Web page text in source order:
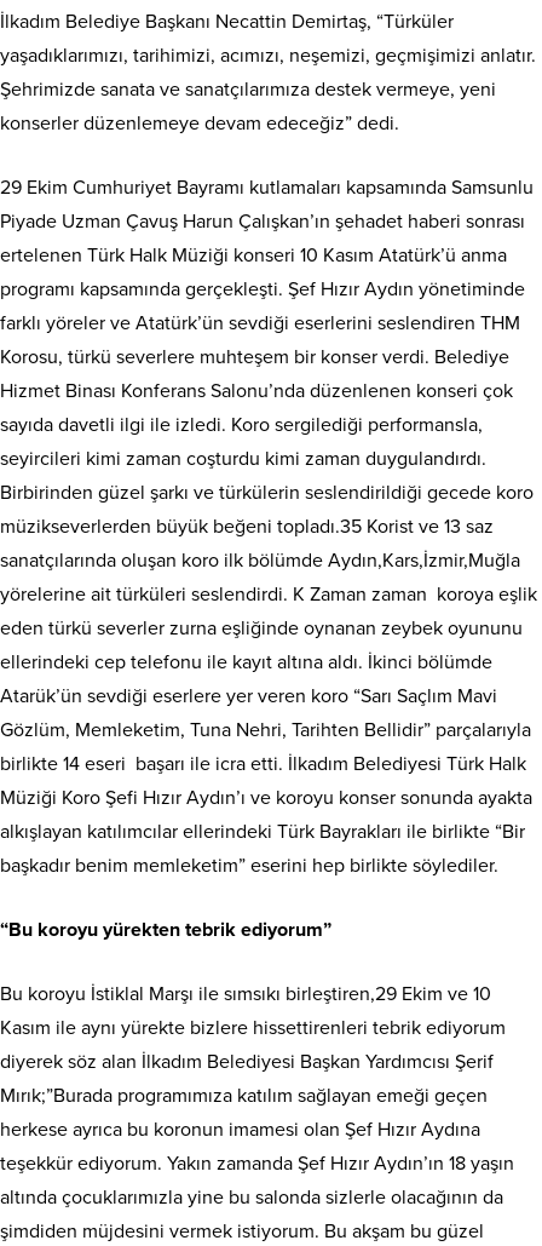
İlkadım Belediye Başkanı Necattin Demirtaş, “Türküler
yaşadıklarımızı, tarihimizi, acımızı, neşemizi, geçmişimizi anlatır.
Şehrimizde sanata ve sanatçılarımıza destek vermeye, yeni
konserler düzenlemeye devam edeceğiz” dedi.
29 Ekim Cumhuriyet Bayramı kutlamaları kapsamında Samsunlu
Piyade Uzman Çavuş Harun Çalışkan’ın şehadet haberi sonrası
ertelenen Türk Halk Müziği konseri 10 Kasım Atatürk’ü anma
programı kapsamında gerçekleşti. Şef Hızır Aydın yönetiminde
farklı yöreler ve Atatürk’ün sevdiği eserlerini seslendiren THM
Korosu, türkü severlere muhteşem bir konser verdi. Belediye
Hizmet Binası Konferans Salonu’nda düzenlenen konseri çok
sayıda davetli ilgi ile izledi. Koro sergilediği performansla,
seyircileri kimi zaman coşturdu kimi zaman duygulandırdı.
Birbirinden güzel şarkı ve türkülerin seslendirildiği gecede koro
müzikseverlerden büyük beğeni topladı.35 Korist ve 13 saz
sanatçılarında oluşan koro ilk bölümde Aydın,Kars,İzmir,Muğla
yörelerine ait türküleri seslendirdi. K Zaman zaman koroya eşlik
eden türkü severler zurna eşliğinde oynanan zeybek oyununu
ellerindeki cep telefonu ile kayıt altına aldı. İkinci bölümde
Atarük’ün sevdiği eserlere yer veren koro “Sarı Saçlım Mavi
Gözlüm, Memleketim, Tuna Nehri, Tarihten Bellidir” parçalarıyla
birlikte 14 eseri başarı ile icra etti. İlkadım Belediyesi Türk Halk
Müziği Koro Şefi Hızır Aydın’ı ve koroyu konser sonunda ayakta
alkışlayan katılımcılar ellerindeki Türk Bayrakları ile birlikte “Bir
başkadır benim memleketim” eserini hep birlikte söylediler.
“Bu koroyu yürekten tebrik ediyorum”
Bu koroyu İstiklal Marşı ile sımsıkı birleştiren,29 Ekim ve 10
Kasım ile aynı yürekte bizlere hissettirenleri tebrik ediyorum
diyerek söz alan İlkadım Belediyesi Başkan Yardımcısı Şerif
Mırık;”Burada programımıza katılım sağlayan emeği geçen
herkese ayrıca bu koronun imamesi olan Şef Hızır Aydına
teşekkür ediyorum. Yakın zamanda Şef Hızır Aydın’ın 18 yaşın
altında çocuklarımızla yine bu salonda sizlerle olacağının da
şimdiden müjdesini vermek istiyorum. Bu akşam bu güzel